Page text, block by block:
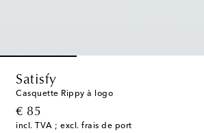
Satisfy
Casquette Rippy à logo
€ 85
original price
incl. TVA ; excl. frais de port